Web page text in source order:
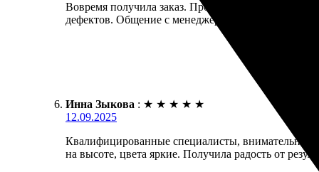
Вовремя получила заказ. Процесс оформления
дефектов. Общение с менеджерами было
Инна Зыкова : ★ ★ ★ ★ ★
12.09.2025
Квалифицированные специалисты, внимательные
на высоте, цвета яркие. Получила радость от